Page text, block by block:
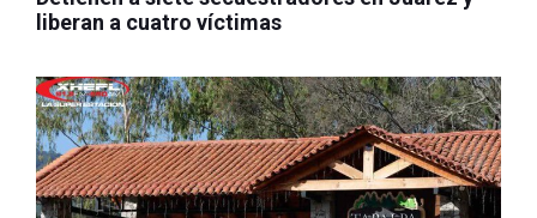
liberan a cuatro víctimas